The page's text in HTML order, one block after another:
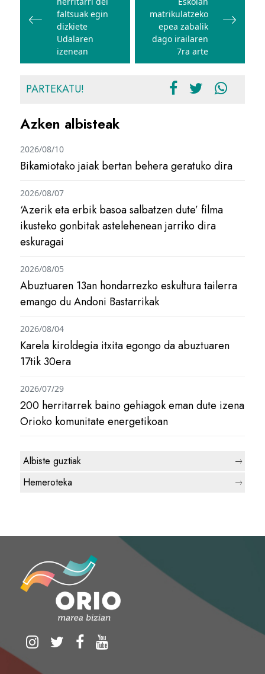
nabigatufaltsuak egin
dizkiete
Udalaren
izenean
matrikulatzeko
epea zabalik
dago irailaren
7ra arte
PARTEKATU!
Azken albisteak
Bikamiotako jaiak bertan behera geratuko dira
2026/08/10
‘Azerik eta erbik basoa salbatzen dute’ filma
ikusteko gonbitak astelehenean jarriko dira
eskuragai
2026/08/07
Abuztuaren 13an hondarrezko eskultura tailerra
emango du Andoni Bastarrikak
2026/08/05
Karela kiroldegia itxita egongo da abuztuaren
17tik 30era
2026/08/04
200 herritarrek baino gehiagok eman dute izena
Orioko komunitate energetikoan
2026/07/29
Albiste guztiak
Hemeroteka